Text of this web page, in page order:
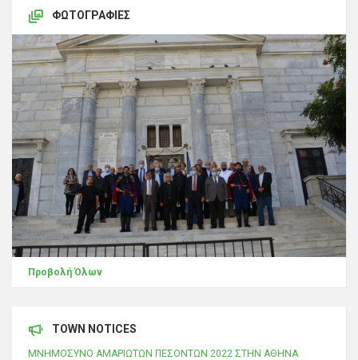
ΦΩΤΟΓΡΑΦΊΕΣ
Προβολή Όλων
TOWN NOTICES
ΜΝΗΜΟΣΥΝΟ ΑΜΑΡΙΩΤΩΝ ΠΕΣΟΝΤΩΝ 2022 ΣΤΗΝ ΑΘΗΝΑ